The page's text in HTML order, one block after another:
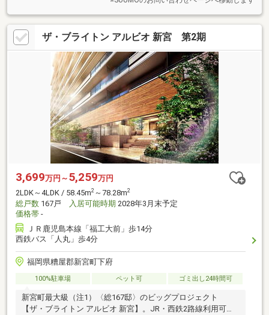
ザ・ブライトン アルビオ 新宮 第2期
3,699万円～ 5,259万円
2LDK～4LDK / 58.45m2 ～78.28m2
総戸数 167戸 入居可能時期 2028年3月末予定
価格帯 -
ＪＲ鹿児島本線「福工大前」歩14分
西鉄バス「人丸」歩4分
福岡県糟屋郡新宮町下府
100%駐車場 ペット可 ゴミ出し24時間可
新宮町最大級（注1）〈総167邸〉のビッグプロジェクト
【ザ・ブライトン アルビオ 新宮】。JR・西鉄2路線利用可